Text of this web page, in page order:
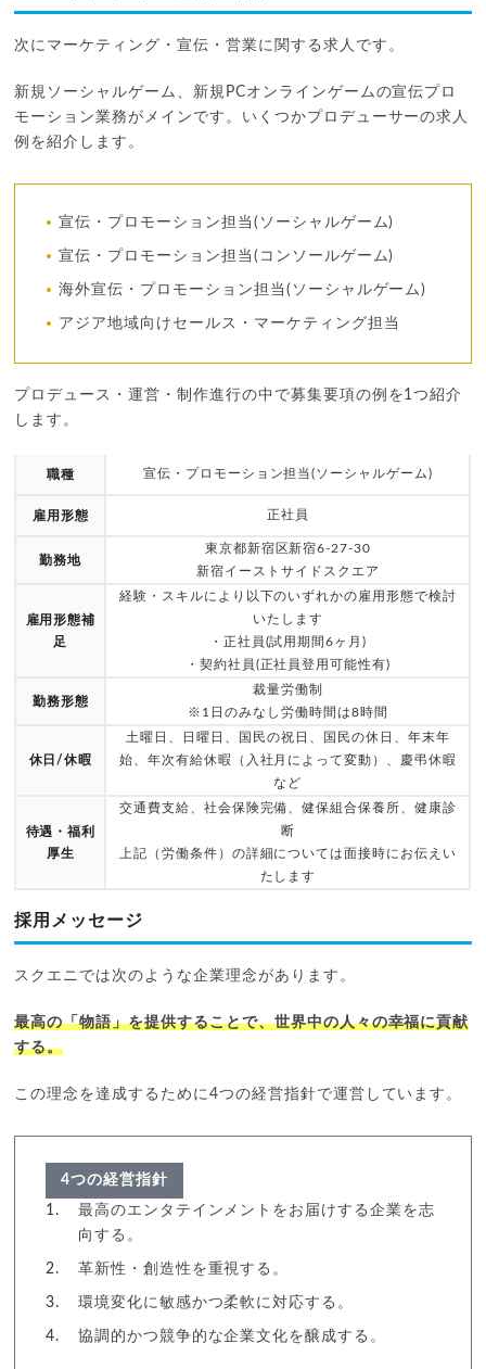
次にマーケティング・宣伝・営業に関する求人です。
新規ソーシャルゲーム、新規PCオンラインゲームの宣伝プロ
モーション業務がメインです。いくつかプロデューサーの求人
例を紹介します。
宣伝・プロモーション担当(ソーシャルゲーム)
宣伝・プロモーション担当(コンソールゲーム)
海外宣伝・プロモーション担当(ソーシャルゲーム)
アジア地域向けセールス・マーケティング担当
プロデュース・運営・制作進行の中で募集要項の例を1つ紹介
します。
職種 宣伝・プロモーション担当(ソーシャルゲーム)
雇用形態 正社員
勤務地
東京都新宿区新宿6-27-30
新宿イーストサイドスクエア
雇用形態補
足
経験・スキルにより以下のいずれかの雇用形態で検討
いたします
・正社員(試用期間6ヶ月)
・契約社員(正社員登用可能性有)
勤務形態
裁量労働制
※1日のみなし労働時間は8時間
休日/休暇
土曜日、日曜日、国民の祝日、国民の休日、年末年
始、年次有給休暇（入社月によって変動）、慶弔休暇
など
待遇・福利
厚生
交通費支給、社会保険完備、健保組合保養所、健康診
断
上記（労働条件）の詳細については面接時にお伝えい
たします
採用メッセージ
スクエニでは次のような企業理念があります。
最高の「物語」を提供することで、世界中の人々の幸福に貢献
する。
この理念を達成するために4つの経営指針で運営しています。
4つの経営指針
最高のエンタテインメントをお届けする企業を志
向する。
革新性・創造性を重視する。
環境変化に敏感かつ柔軟に対応する。
協調的かつ競争的な企業文化を醸成する。